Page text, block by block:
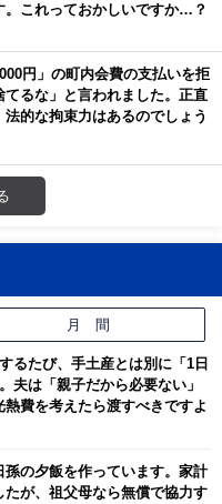
。これっておかしいですか…？
円」の町内会費の支払いを拒
てるな」と言われました。正直
的な拘束力はあるのでしょう
月 間
るたび、手土産とは別に「1日
夫は「親子だから必要ない」
熱費を考えたら渡すべきですよ
孫の夕飯を作っています。家計
たが、祖父母なら無償で協力す